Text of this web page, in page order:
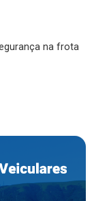
na frota